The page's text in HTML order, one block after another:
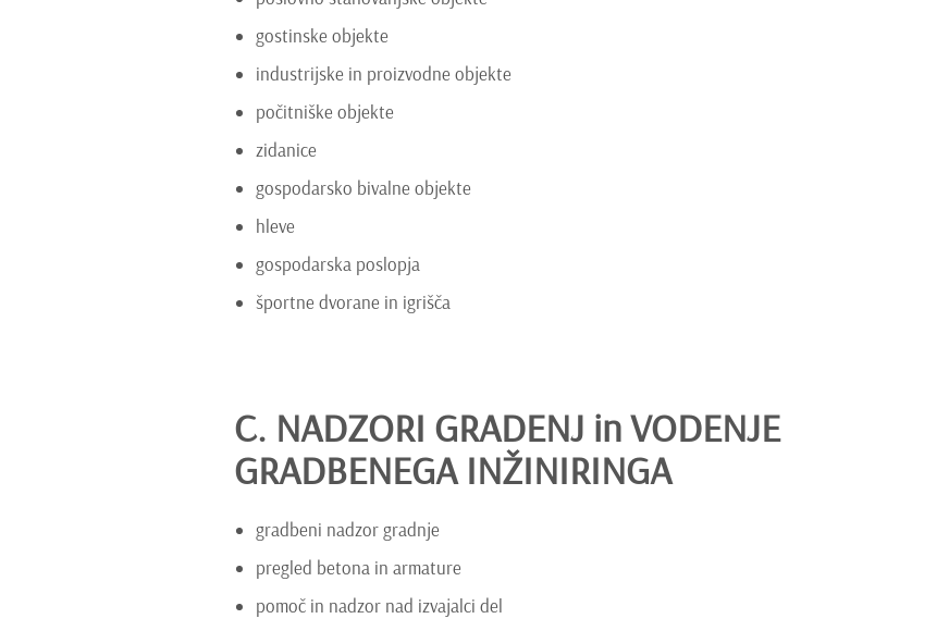
gostinske objekte
industrijske in proizvodne objekte
počitniške objekte
zidanice
gospodarsko bivalne objekte
hleve
gospodarska poslopja
športne dvorane in igrišča
C. NADZORI GRADENJ in VODENJE
GRADBENEGA INŽINIRINGA
gradbeni nadzor gradnje
pregled betona in armature
pomoč in nadzor nad izvajalci del